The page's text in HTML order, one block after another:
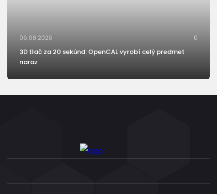
06.08.2026 0
3D tlač za 20 sekúnd: OpenCAL vyrobí celý predmet
naraz